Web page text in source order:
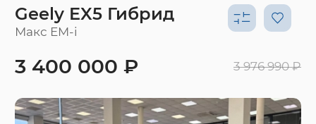
Geely EX5 Гибрид
Макс EM-i
3 400 000 ₽ 3 976 990 ₽